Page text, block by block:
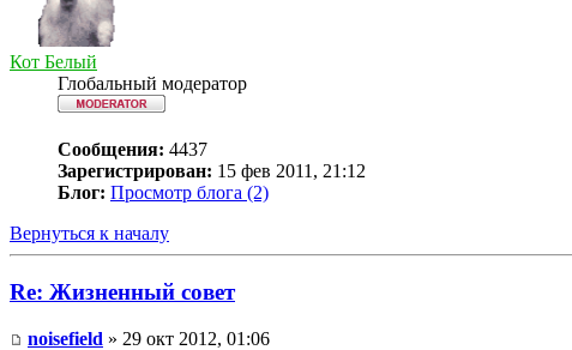
Кот Белый
Глобальный модератор
Сообщения: 4437
Зарегистрирован: 15 фев 2011, 21:12
Блог: Просмотр блога (2)
Вернуться к началу
Re: Жизненный совет
noisefield » 29 окт 2012, 01:06